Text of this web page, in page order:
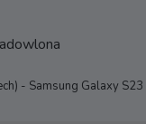
- Samsung Galaxy